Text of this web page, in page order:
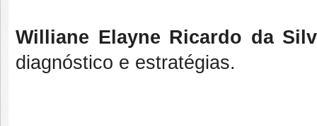
Williane Elayne Ricardo da
diagnóstico e estratégias.